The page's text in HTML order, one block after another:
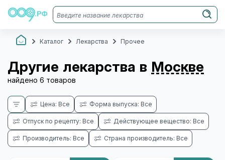
Каталог Лекарства Прочее
Другие лекарства в Москве
найдено 6 товаров
Цена: Все Форма выпуска: Все
Отпуск по рецепту: Все Действующее вещество: Все
Производитель: Все Страна производитель: Все